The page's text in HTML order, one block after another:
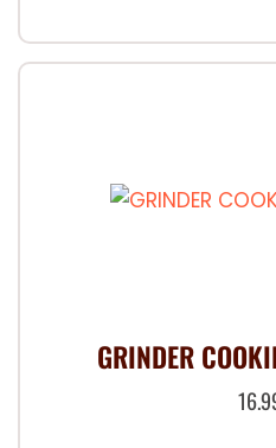
GRINDER